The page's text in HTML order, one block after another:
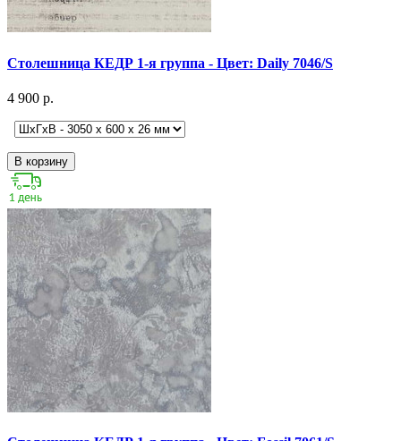
Столешница КЕДР 1-я группа - Цвет: Daily 7046/S
4 900 р.
В корзину